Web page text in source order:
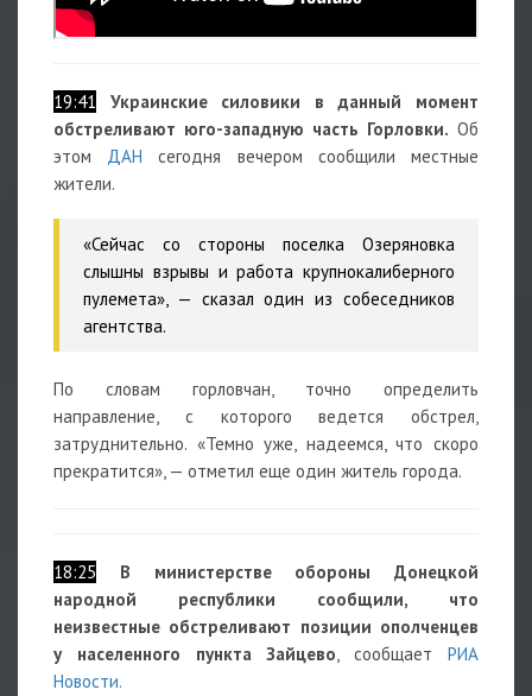
19:41
Украинские силовики в данный момент
обстреливают юго-западную часть Горловки. Об
этом ДАН сегодня вечером сообщили местные
жители.
«Сейчас со стороны поселка Озеряновка
слышны взрывы и работа крупнокалиберного
пулемета», — сказал один из собеседников
агентства.
По словам горловчан, точно определить
направление, с которого ведется обстрел,
затруднительно. «Темно уже, надеемся, что скоро
прекратится», — отметил еще один житель города.
18:25
В министерстве обороны Донецкой
народной республики сообщили, что
неизвестные обстреливают позиции ополченцев
у населенного пункта Зайцево, сообщаетРИА
Новости.